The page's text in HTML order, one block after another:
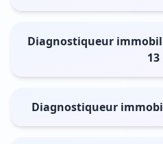
Diagnostiqueur
13
Diagnostiqueur